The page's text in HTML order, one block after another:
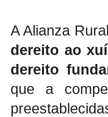
A Alianza
dereito ao
dereito
que a